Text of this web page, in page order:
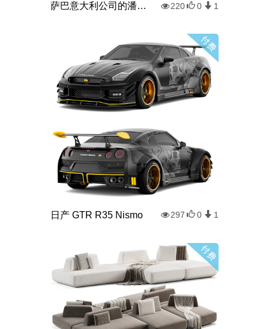
萨巴意大利公司的潘笛扶手椅 220 0 1
日产 GTR R35 Nismo 297 0 1